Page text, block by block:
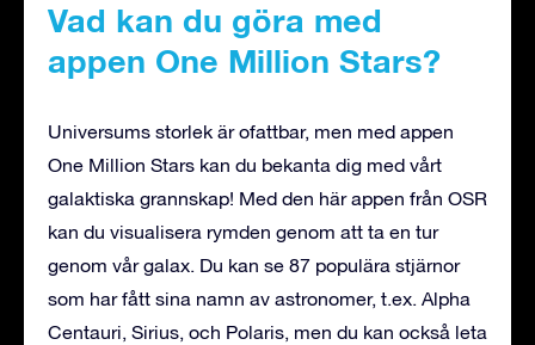
Vad kan du göra med
appen One Million Stars?
Universums storlek är ofattbar, men med appen
One Million Stars kan du bekanta dig med vårt
galaktiska grannskap! Med den här appen från OSR
kan du visualisera rymden genom att ta en tur
genom vår galax. Du kan se 87 populära stjärnor
som har fått sina namn av astronomer, t.ex. Alpha
Centauri, Sirius, och Polaris, men du kan också leta